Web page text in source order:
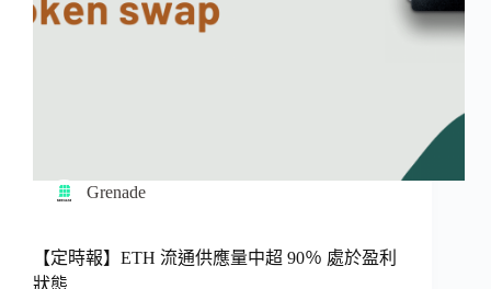
Grenade
【定時報】ETH 流通供應量中超 90％ 處於盈利
狀態